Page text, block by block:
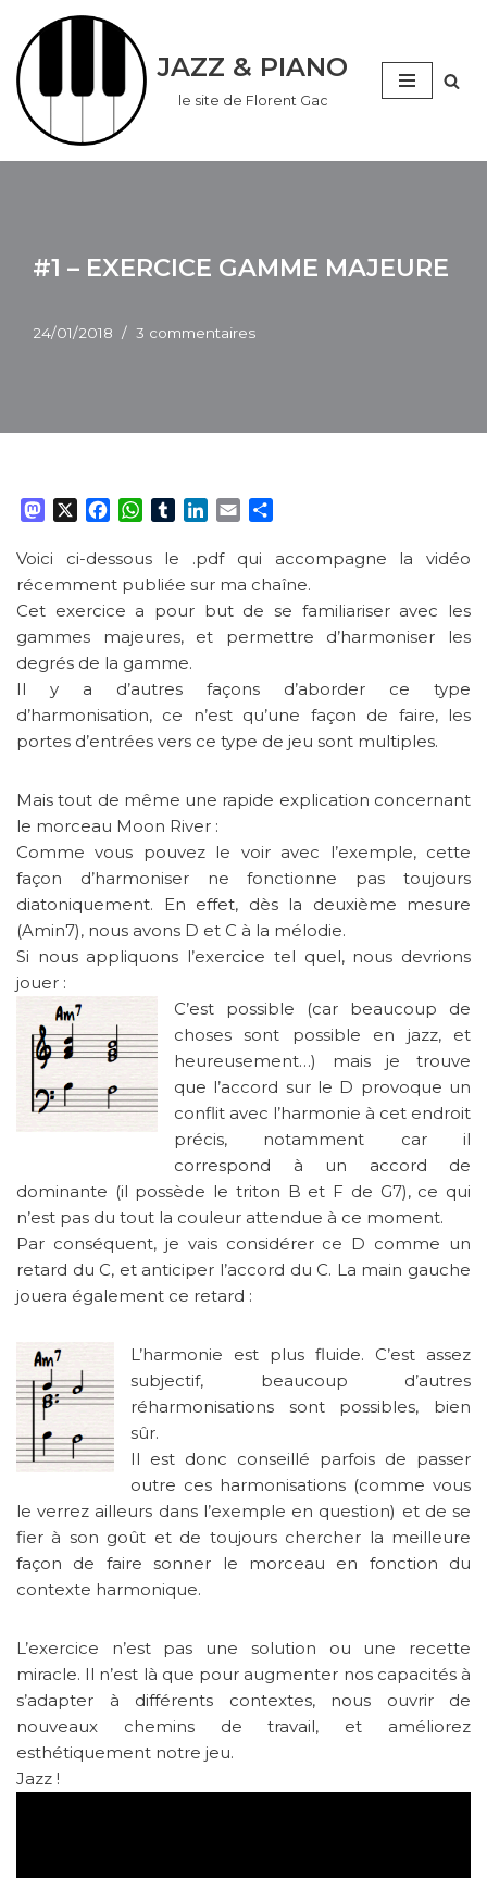
Aller
au
contenu
JAZZ & PIANO
le site de Florent Gac
#1 – EXERCICE GAMME MAJEURE
24/01/2018 3 commentaires
M
s
t
o
d
n
X
c
e
b
o
W
a
t
s
A
m
b
l
r
n
k
e
d
a
i
l
r
t
a
g
Voici ci-dessous le .pdf qui accompagne la vidéo
récemment publiée sur ma chaîne.
Cet exercice a pour but de se familiariser avec les
gammes majeures, et permettre d’harmoniser les
degrés de la gamme.
Il y a d’autres façons d’aborder ce type
d’harmonisation, ce n’est qu’une façon de faire, les
portes d’entrées vers ce type de jeu sont multiples.
Mais tout de même une rapide explication concernant
le morceau Moon River :
Comme vous pouvez le voir avec l’exemple, cette
façon d’harmoniser ne fonctionne pas toujours
diatoniquement. En effet, dès la deuxième mesure
(Amin7), nous avons D et C à la mélodie.
Si nous appliquons l’exercice tel quel, nous devrions
jouer :
C’est possible (car beaucoup de
choses sont possible en jazz, et
heureusement…) mais je trouve
que l’accord sur le D provoque un
conflit avec l’harmonie à cet endroit
précis, notamment car il
correspond à un accord de
dominante (il possède le triton B et F de G7), ce qui
n’est pas du tout la couleur attendue à ce moment.
Par conséquent, je vais considérer ce D comme un
retard du C, et anticiper l’accord du C. La main gauche
jouera également ce retard :
L’harmonie est plus fluide. C’est assez
subjectif, beaucoup d’autres
réharmonisations sont possibles, bien
sûr.
Il est donc conseillé parfois de passer
outre ces harmonisations (comme vous
le verrez ailleurs dans l’exemple en question) et de se
fier à son goût et de toujours chercher la meilleure
façon de faire sonner le morceau en fonction du
contexte harmonique.
L’exercice n’est pas une solution ou une recette
miracle. Il n’est là que pour augmenter nos capacités à
s’adapter à différents contextes, nous ouvrir de
nouveaux chemins de travail, et améliorez
esthétiquement notre jeu.
Jazz !